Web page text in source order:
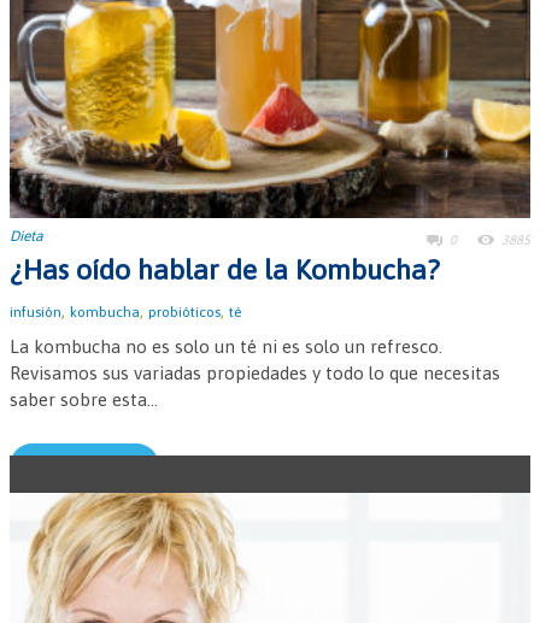
Dieta 0 3885
¿Has oído hablar de la Kombucha?
infusión, kombucha, probióticos, té
La kombucha no es solo un té ni es solo un refresco.
Revisamos sus variadas propiedades y todo lo que necesitas
saber sobre esta...